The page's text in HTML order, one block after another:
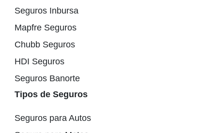
Seguros Inbursa
Mapfre Seguros
Chubb Seguros
HDI Seguros
Seguros Banorte
Tipos de Seguros
Seguros para Autos